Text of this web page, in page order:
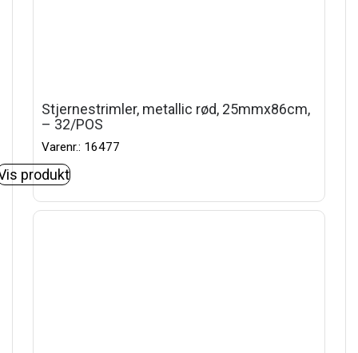
Stjernestrimler, metallic rød, 25mmx86cm,
– 32/POS
Varenr.: 16477
produkt